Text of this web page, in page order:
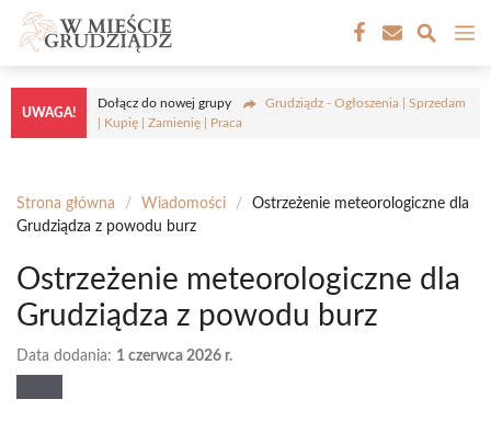
Przejdź
treści
UWAGA!
Dołącz do nowej grupy
Grudziądz - Ogłoszenia | Sprzedam
| Kupię | Zamienię | Praca
Strona główna / Wiadomości /
Ostrzeżenie meteorologiczne dla
Grudziądza z powodu burz
Ostrzeżenie meteorologiczne dla
Grudziądza z powodu burz
Data dodania: 1 czerwca 2026 r.